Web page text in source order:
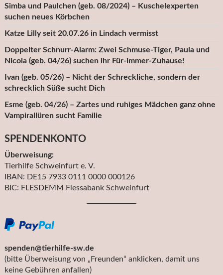
Simba und Paulchen (geb. 08/2024) – Kuschelexperten
suchen neues Körbchen
Katze Lilly seit 20.07.26 in Lindach vermisst
Doppelter Schnurr-Alarm: Zwei Schmuse-Tiger, Paula und
Nicola (geb. 04/26) suchen ihr Für-immer-Zuhause!
Ivan (geb. 05/26) – Nicht der Schreckliche, sondern der
schrecklich Süße sucht Dich
Esme (geb. 04/26) – Zartes und ruhiges Mädchen ganz ohne
Vampirallüren sucht Familie
SPENDENKONTO
Überweisung:
Tierhilfe Schweinfurt e. V.
IBAN: DE15 7933 0111 0000 000126
BIC: FLESDEMM Flessabank Schweinfurt
spenden@tierhilfe-sw.de
(bitte Überweisung von „Freunden“ anklicken, damit uns
keine Gebühren anfallen)